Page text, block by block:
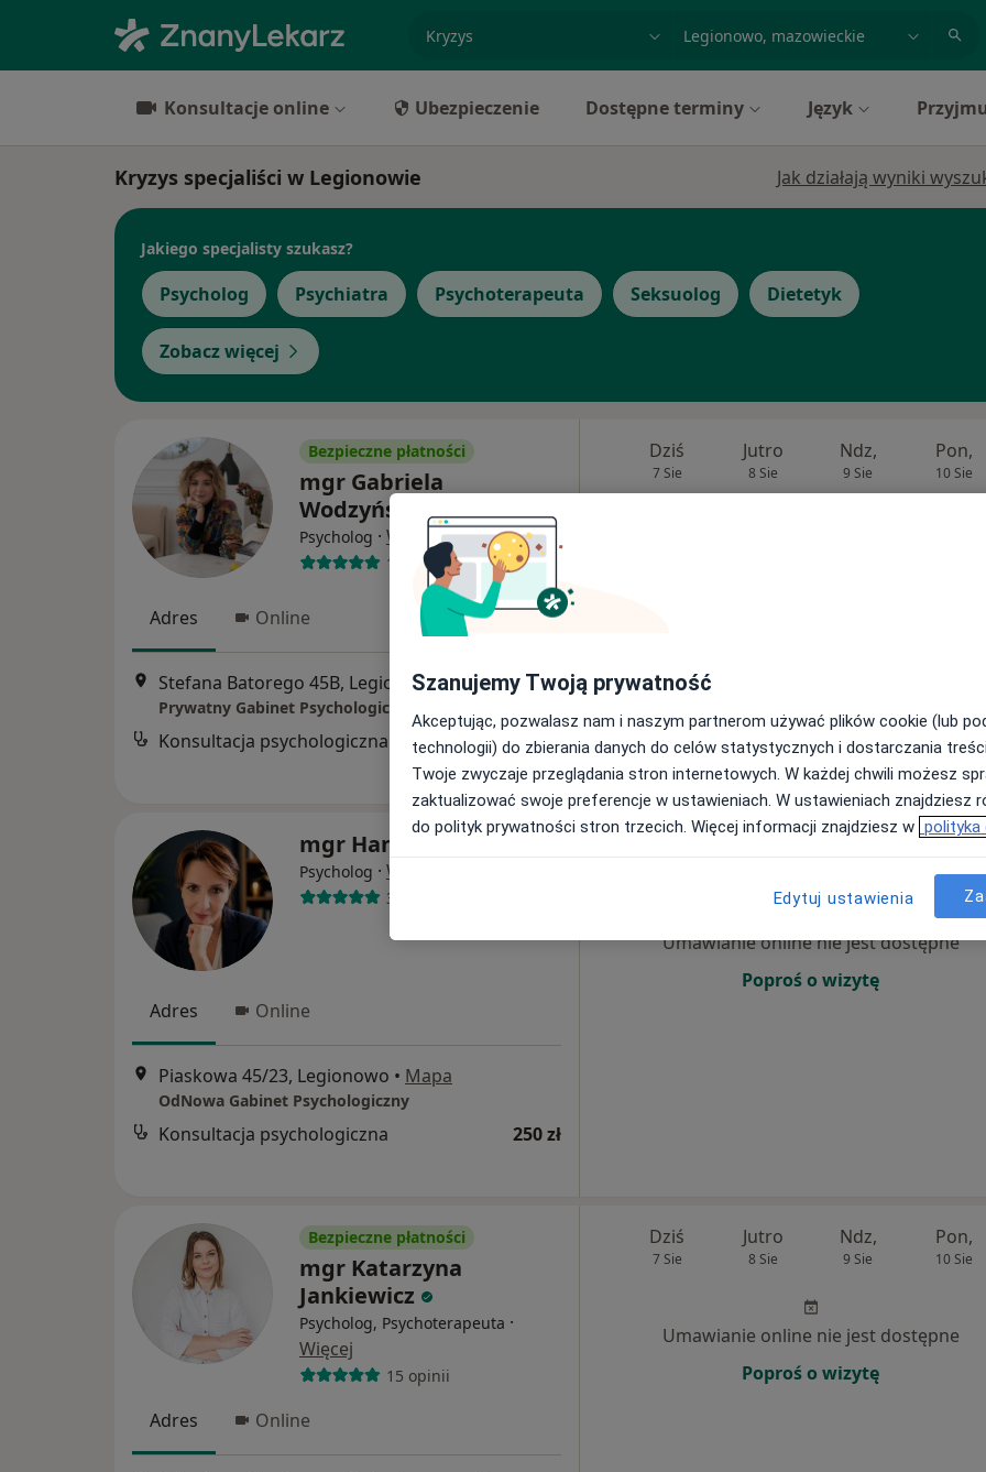
Konsultacje online Ubezpieczenie Dostępne terminy Język
Kryzys specjaliści w Legionowie Jak działają wyniki
Jakiego specjalisty szukasz?
Psycholog Psychiatra Psychoterapeuta Seksuolog Dietetyk
Zobacz więcej
Bezpieczne płatności
mgr Gabriela
Wodzyńska
Psycholog · Więcej
12 opinii
Adres Online
Stefana Batorego 45B, Legionowo•Mapa
Prywatny Gabinet Psychologiczny
Konsultacja psychologiczna 210 zł
Dziś
7 Sie
Jutro
8 Sie
Ndz,
9 Sie
Pon,
10 Sie
mgr Hanna Głos
Psycholog · Więcej
36 opinii
Adres Online
Piaskowa 45/23, Legionowo • Mapa
OdNowa Gabinet Psychologiczny
Konsultacja psychologiczna 250 zł
Ndz, Pon,
Umawianie online nie jest dostępne
Poproś o wizytę
Bezpieczne płatności
mgr Katarzyna
Jankiewicz
Psycholog, Psychoterapeuta ·
Więcej
15 opinii
Adres Online
Dziś
7 Sie
Jutro
8 Sie
Ndz,
9 Sie
Pon,
10 Sie
Umawianie online nie jest dostępne
Poproś o wizytę
Szanujemy Twoją prywatność
Akceptując, pozwalasz nam i naszym partnerom używać plików cookie (lub
technologii) do zbierania danych do celów statystycznych i dostarczania
Twoje zwyczaje przeglądania stron internetowych. W każdej chwili możesz
zaktualizować swoje preferencje w ustawieniach. W ustawieniach znajdziesz
do polityk prywatności stron trzecich. Więcej informacji znajdziesz w polityka
Edytuj ustawienia